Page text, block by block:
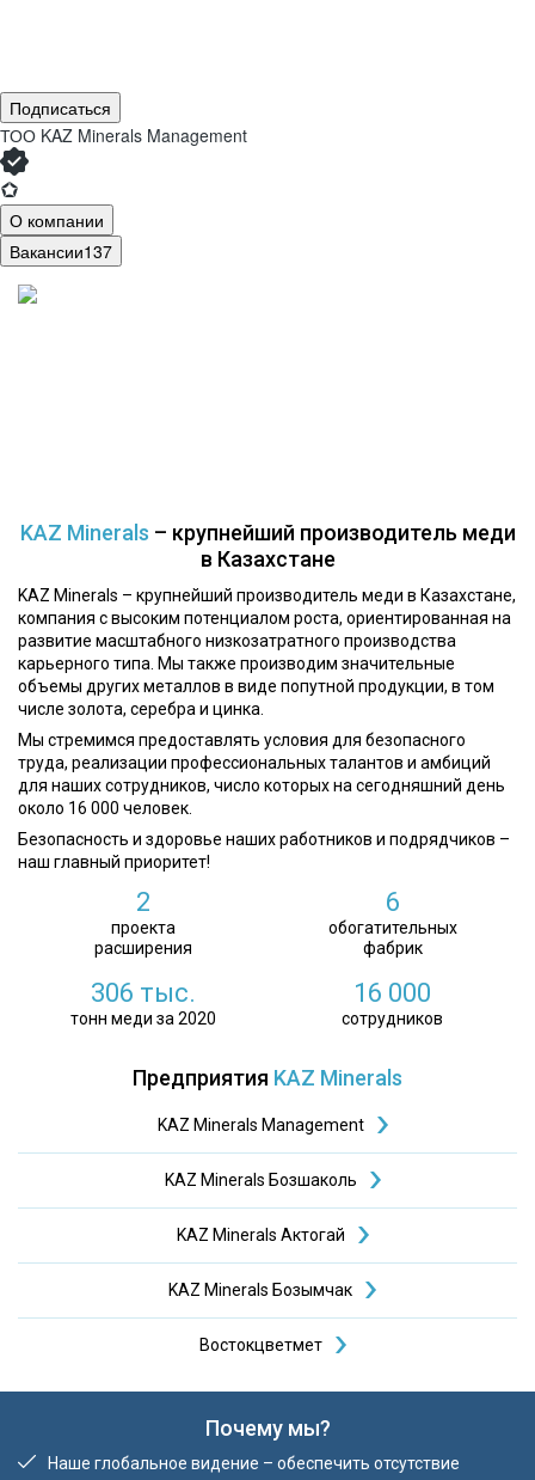
Подписаться
ТОО KAZ Minerals Management
О компании
Вакансии137
Студентам и выпускникам
KAZ Minerals – крупнейший производитель меди
в Казахстане
KAZ Minerals – крупнейший производитель меди в Казахстане,
компания с высоким потенциалом роста, ориентированная на
развитие масштабного низкозатратного производства
карьерного типа. Мы также производим значительные
объемы других металлов в виде попутной продукции, в том
числе золота, серебра и цинка.
Мы стремимся предоставлять условия для безопасного
труда, реализации профессиональных талантов и амбиций
для наших сотрудников, число которых на сегодняшний день
около 16 000 человек.
Безопасность и здоровье наших работников и подрядчиков –
наш главный приоритет!
2
проекта
расширения
6
обогатительных
фабрик
306 тыс.
тонн меди за 2020
16 000
сотрудников
Предприятия KAZ Minerals
KAZ Minerals Management
KAZ Minerals Бозшаколь
KAZ Minerals Актогай
KAZ Minerals Бозымчак
Востокцветмет
Почему мы?
Наше глобальное видение – обеспечить отсутствие